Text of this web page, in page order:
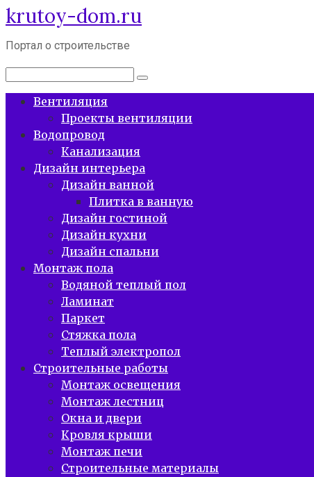
Перейти
к
контенту
krutoy-dom.ru
Портал о строительстве
Поиск:
Вентиляция
Проекты вентиляции
Водопровод
Канализация
Дизайн интерьера
Дизайн ванной
Плитка в ванную
Дизайн гостиной
Дизайн кухни
Дизайн спальни
Монтаж пола
Водяной теплый пол
Ламинат
Паркет
Стяжка пола
Теплый электропол
Строительные работы
Монтаж освещения
Монтаж лестниц
Окна и двери
Кровля крыши
Монтаж печи
Строительные материалы